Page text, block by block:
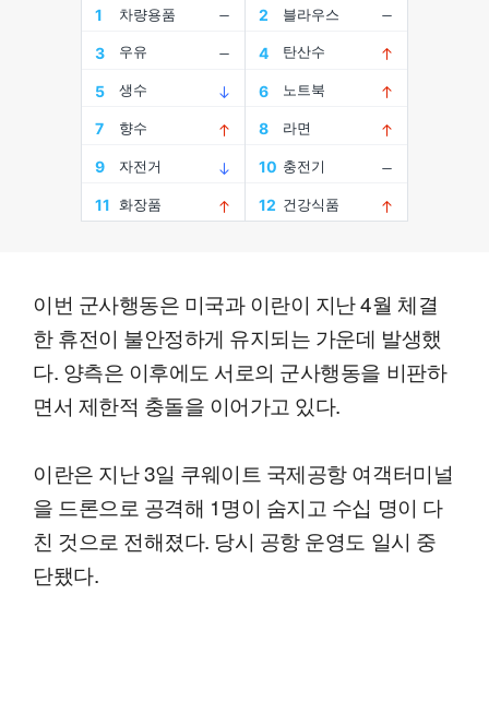
이번 군사행동은 미국과 이란이 지난 4월 체결
한 휴전이 불안정하게 유지되는 가운데 발생했
다. 양측은 이후에도 서로의 군사행동을 비판하
면서 제한적 충돌을 이어가고 있다.
이란은 지난 3일 쿠웨이트 국제공항 여객터미널
을 드론으로 공격해 1명이 숨지고 수십 명이 다
친 것으로 전해졌다. 당시 공항 운영도 일시 중
단됐다.